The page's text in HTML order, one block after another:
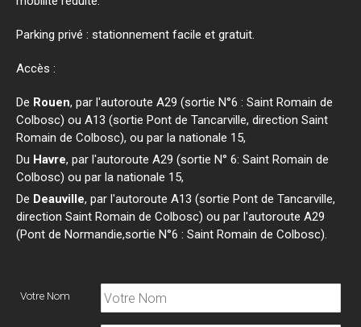
Parking privé : stationnement facile et gratuit.
Accès :
De Rouen, par l'autoroute A29 (sortie N°6 : Saint Romain de
Colbosc) ou A13 (sortie Pont de Tancarville, direction Saint
Romain de Colbosc), ou par la nationale 15,
Du Havre, par l'autoroute A29 (sortie N° 6: Saint Romain de
Colbosc) ou par la nationale 15,
De Deauville, par l'autoroute A13 (sortie Pont de Tancarville,
direction Saint Romain de Colbosc) ou par l'autoroute A29
(Pont de Normandie,sortie N°6 : Saint Romain de Colbosc).
Votre Nom